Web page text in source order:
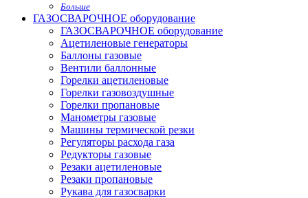
Больше
ГАЗОСВАРОЧНОЕ оборудование
ГАЗОСВАРОЧНОЕ оборудование
Ацетиленовые генераторы
Баллоны газовые
Вентили баллонные
Горелки ацетиленовые
Горелки газовоздушные
Горелки пропановые
Манометры газовые
Машины термической резки
Регуляторы расхода газа
Редукторы газовые
Резаки ацетиленовые
Резаки пропановые
Рукава для газосварки